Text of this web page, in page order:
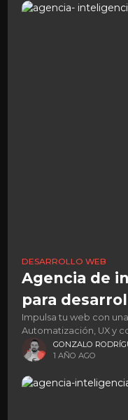
DESARROLLO WEB
Agencia de
para
Impulsa tu web con
Automatización, UX y
GONZALO
1 AÑO AGO